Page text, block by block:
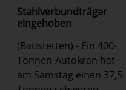
Stahlverbundträger
eingehoben
(Baustetten) - Ein 400-
Tonnen-Autokran hat
am Samstag einen 37,5